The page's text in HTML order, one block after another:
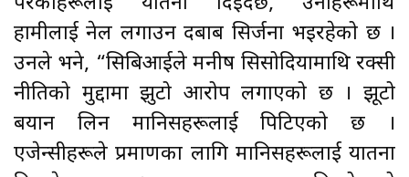
हामीलाई नेल लगाउन दबाब सिर्जना भइरहेको छ ।
उनले भने, “सिबिआईले मनीष सिसोदियामाथि रक्सी
नीतिको मुद्दामा झुटो आरोप लगाएको छ । झूटो
बयान लिन मानिसहरूलाई पिटिएको छ ।
एजेन्सीहरूले प्रमाणका लागि मानिसहरूलाई यातना